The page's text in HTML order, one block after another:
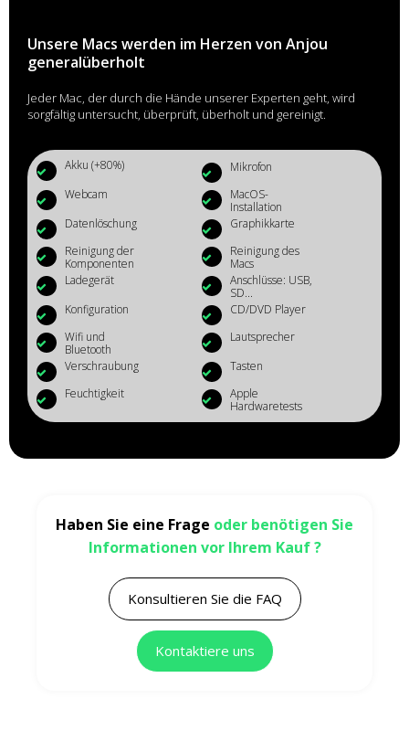
Unsere Macs werden im Herzen von Anjou
generalüberholt
Jeder Mac, der durch die Hände unserer Experten geht, wird
sorgfältig untersucht, überprüft, überholt und gereinigt.
Akku (+80%)
Mikrofon
Webcam
MacOS-
Installation
Datenlöschung
Graphikkarte
Reinigung der
Komponenten
Reinigung des
Macs
Ladegerät
Anschlüsse: USB,
SD...
Konfiguration
CD/DVD Player
Wifi und
Bluetooth
Lautsprecher
Verschraubung
Tasten
Feuchtigkeit
Apple
Hardwaretests
Haben Sie eine Frage oder benötigen Sie
Informationen vor Ihrem Kauf ?
Konsultieren Sie die FAQ
Kontaktiere uns